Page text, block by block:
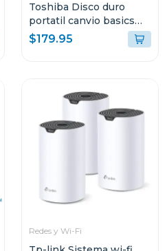
Toshiba Disco duro
portatil canvio basics
hdd de 4tb hdtb540xk
$179.95
Redes y Wi-Fi